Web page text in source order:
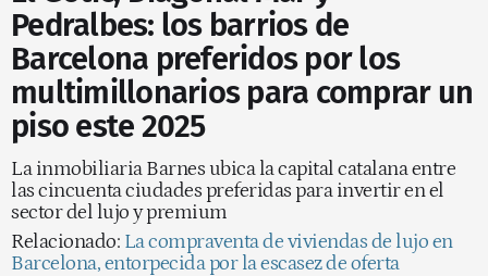
Pedralbes: los barrios de
Barcelona preferidos por los
multimillonarios para comprar un
piso este 2025
La inmobiliaria Barnes ubica la capital catalana entre
las cincuenta ciudades preferidas para invertir en el
sector del lujo y premium
Relacionado: La compraventa de viviendas de lujo en
Barcelona, entorpecida por la escasez de oferta